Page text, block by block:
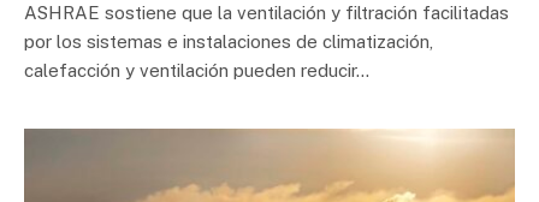
ASHRAE sostiene que la ventilación y filtración facilitadas
por los sistemas e instalaciones de climatización,
calefacción y ventilación pueden reducir…